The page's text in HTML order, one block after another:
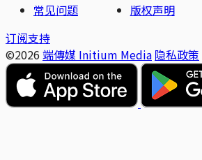
常见问题
版权声明
订阅支持
©2026 端傳媒 Initium Media 隐私政策